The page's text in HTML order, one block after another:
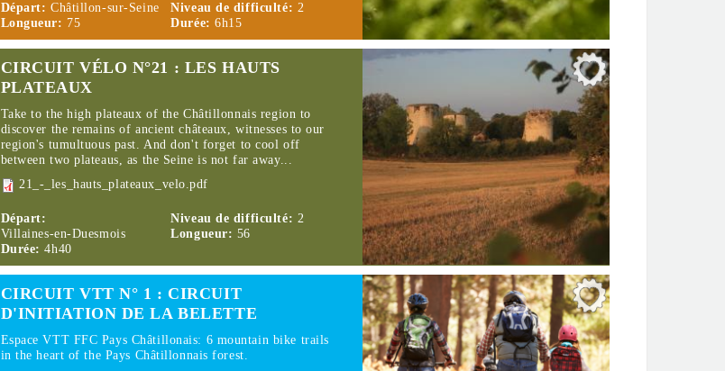
Départ:Châtillon-sur-Seine Niveau de difficulté: 2
Longueur: 75 Durée:6h15
CIRCUIT VÉLO N°21 : LES HAUTS
PLATEAUX
Take to the high plateaux of the Châtillonnais region to
discover the remains of ancient châteaux, witnesses to our
region's tumultuous past. And don't forget to cool off
between two plateaus, as the Seine is not far away...
21_-_les_hauts_plateaux_velo.pdf
Départ:
Villaines-en-Duesmois
Niveau de difficulté: 2
Longueur: 56
Durée:4h40
CIRCUIT VTT N° 1 : CIRCUIT
D'INITIATION DE LA BELETTE
Espace VTT FFC Pays Châtillonais: 6 mountain bike trails
in the heart of the Pays Châtillonnais forest.